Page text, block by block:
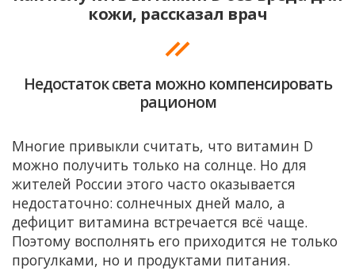
кожи, рассказал врач
Недостаток света можно компенсировать
рационом
Многие привыкли считать, что витамин D
можно получить только на солнце. Но для
жителей России этого часто оказывается
недостаточно: солнечных дней мало, а
дефицит витамина встречается всё чаще.
Поэтому восполнять его приходится не только
прогулками, но и продуктами питания.